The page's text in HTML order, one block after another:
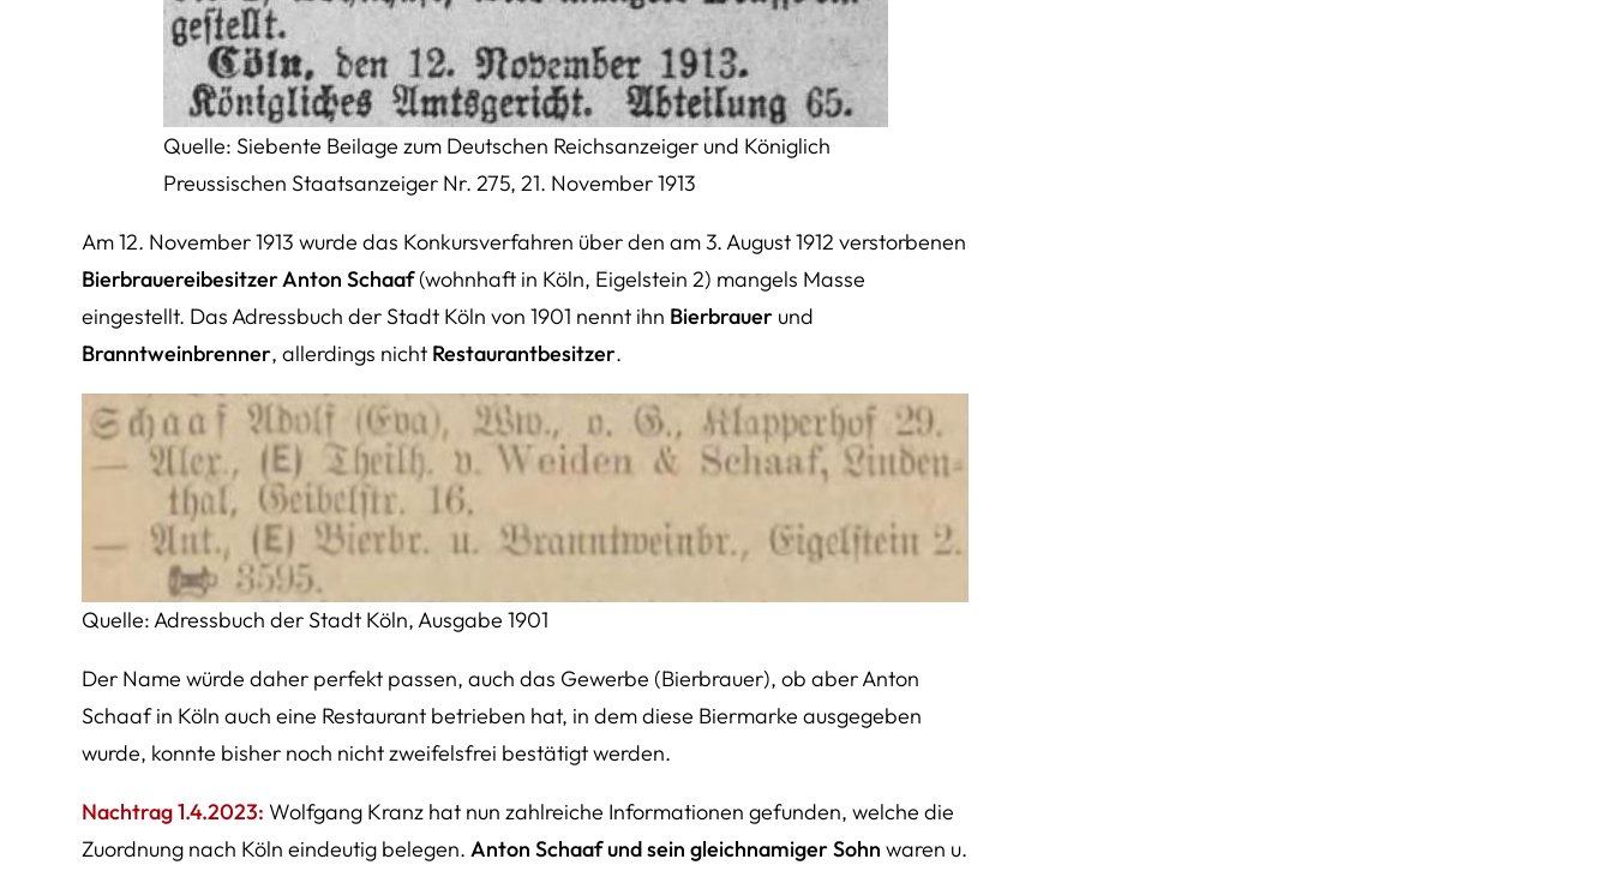
Quelle: Siebente Beilage zum Deutschen Reichsanzeiger und Königlich
Preussischen Staatsanzeiger Nr. 275, 21. November 1913
Am 12. November 1913 wurde das Konkursverfahren über den am 3. August 1912 verstorbenen
Bierbrauereibesitzer Anton Schaaf(wohnhaft in Köln, Eigelstein 2) mangels Masse
eingestellt. Das Adressbuch der Stadt Köln von 1901 nennt ihn Bierbrauer und
Branntweinbrenner, allerdings nicht Restaurantbesitzer.
Quelle: Adressbuch der Stadt Köln, Ausgabe 1901
Der Name würde daher perfekt passen, auch das Gewerbe (Bierbrauer), ob aber Anton
Schaaf in Köln auch eine Restaurant betrieben hat, in dem diese Biermarke ausgegeben
wurde, konnte bisher noch nicht zweifelsfrei bestätigt werden.
Nachtrag 1.4.2023: Wolfgang Kranz hat nun zahlreiche Informationen gefunden, welche die
Zuordnung nach Köln eindeutig belegen. Anton Schaaf und sein gleichnamiger Sohn waren u.